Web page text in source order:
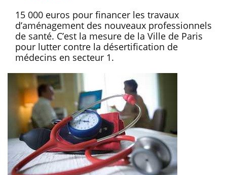
15 000 euros pour financer les travaux
d’aménagement des nouveaux professionnels
de santé. C’est la mesure de la Ville de Paris
pour lutter contre la désertification de
médecins en secteur 1.